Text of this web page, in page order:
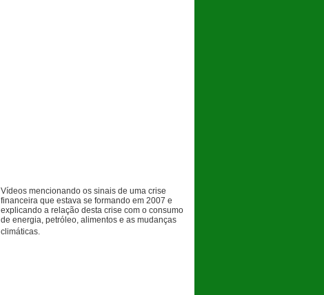
Vídeosmencionando os sinais de uma crise
financeira que estava se formando em 2007 e
explicando a relação desta crise com o consumo
de energia, petróleo, alimentos e as mudanças
climáticas.